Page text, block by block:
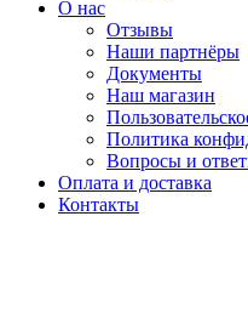
О нас
Отзывы
Наши партнёры
Документы
Наш магазин
Политика
Вопросы и
Оплата и доставка
Контакты